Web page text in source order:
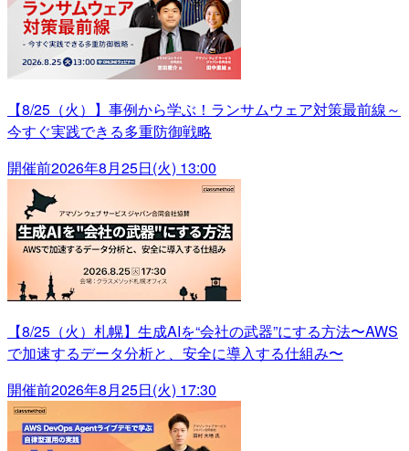
【8/25（火）】事例から学ぶ！ランサムウェア対策最前線～
今すぐ実践できる多重防御戦略
開催前2026年8月25日(火) 13:00
【8/25（火）札幌】生成AIを“会社の武器”にする方法〜AWS
で加速するデータ分析と、安全に導入する仕組み〜
開催前2026年8月25日(火) 17:30